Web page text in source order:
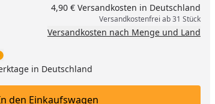
4,90 € Versandkosten in Deutschland
Versandkostenfrei ab 31 Stück
Versandkosten nach Menge und Land
in Deutschland
den Einkaufswagen